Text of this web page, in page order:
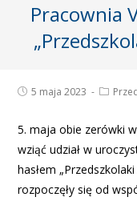
Pracownia
5 maja 2023
5. maja obie zerówki
wziąć udział w
hasłem
rozpoczęły się od